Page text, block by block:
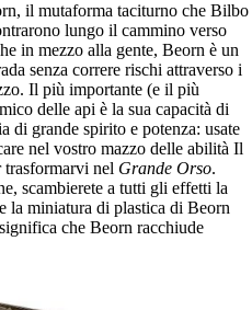
il mutaforma taciturno che Bilbo
lungo il cammino verso
in mezzo alla gente, Beorn è un
senza correre rischi attraverso i
Il più importante (e il più
delle api è la sua capacità di
di grande spirito e potenza: usate
nel vostro mazzo delle abilità Il
trasformarvi nel Grande Orso.
scambierete a tutti gli effetti la
la miniatura di plastica di Beorn
che Beorn racchiude